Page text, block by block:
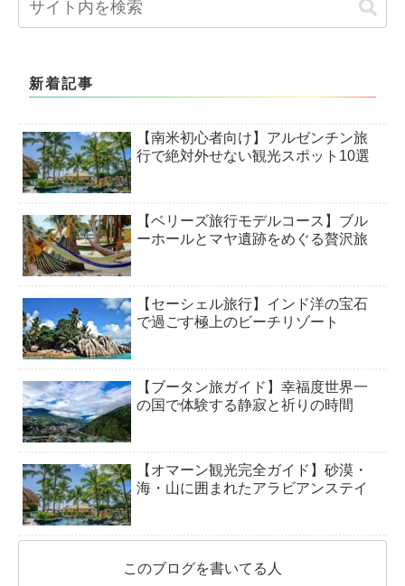
新着記事
【南米初心者向け】アルゼンチン旅
行で絶対外せない観光スポット10選
【ベリーズ旅行モデルコース】ブル
ーホールとマヤ遺跡をめぐる贅沢旅
【セーシェル旅行】インド洋の宝石
で過ごす極上のビーチリゾート
【ブータン旅ガイド】幸福度世界一
の国で体験する静寂と祈りの時間
【オマーン観光完全ガイド】砂漠・
海・山に囲まれたアラビアンステイ
このブログを書いてる人